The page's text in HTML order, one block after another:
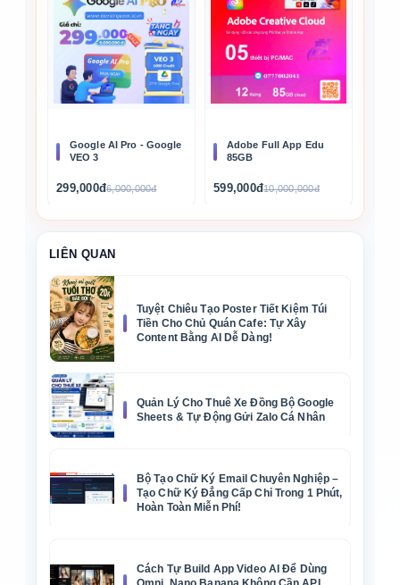
Google AI Pro - Google
VEO 3
299,000đ6,000,000đ
Adobe Full App Edu
85GB
599,000đ10,000,000đ
LIÊN QUAN
Tuyệt Chiêu Tạo Poster Tiết Kiệm Túi
Tiền Cho Chủ Quán Cafe: Tự Xây
Content Bằng AI Dễ Dàng!
Quản Lý Cho Thuê Xe Đồng Bộ Google
Sheets & Tự Động Gửi Zalo Cá Nhân
Bộ Tạo Chữ Ký Email Chuyên Nghiệp –
Tạo Chữ Ký Đẳng Cấp Chỉ Trong 1 Phút,
Hoàn Toàn Miễn Phí!
Cách Tự Build App Video AI Để Dùng